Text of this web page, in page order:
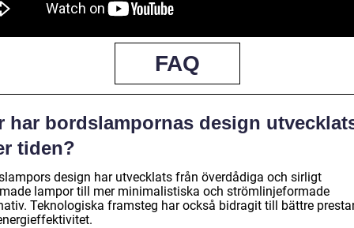
FAQ
har bordslampornas design
tiden?
design har utvecklats från överdådiga och sirligt
lampor till mer minimalistiska och strömlinjeformade
Teknologiska framsteg har också bidragit till bättre